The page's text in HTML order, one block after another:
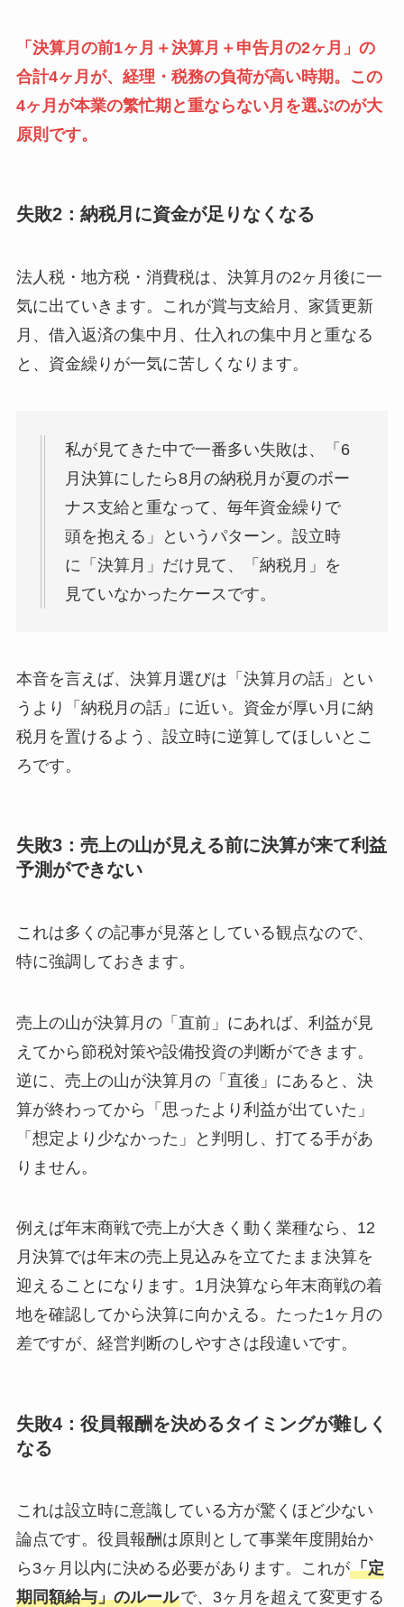
「決算月の前1ヶ月＋決算月＋申告月の2ヶ月」の
合計4ヶ月が、経理・税務の負荷が高い時期。この
4ヶ月が本業の繁忙期と重ならない月を選ぶのが大
原則です。
失敗2：納税月に資金が足りなくなる
法人税・地方税・消費税は、決算月の2ヶ月後に一
気に出ていきます。これが賞与支給月、家賃更新
月、借入返済の集中月、仕入れの集中月と重なる
と、資金繰りが一気に苦しくなります。
私が見てきた中で一番多い失敗は、「6
月決算にしたら8月の納税月が夏のボー
ナス支給と重なって、毎年資金繰りで
頭を抱える」というパターン。設立時
に「決算月」だけ見て、「納税月」を
見ていなかったケースです。
本音を言えば、決算月選びは「決算月の話」とい
うより「納税月の話」に近い。資金が厚い月に納
税月を置けるよう、設立時に逆算してほしいとこ
ろです。
失敗3：売上の山が見える前に決算が来て利益
予測ができない
これは多くの記事が見落としている観点なので、
特に強調しておきます。
売上の山が決算月の「直前」にあれば、利益が見
えてから節税対策や設備投資の判断ができます。
逆に、売上の山が決算月の「直後」にあると、決
算が終わってから「思ったより利益が出ていた」
「想定より少なかった」と判明し、打てる手があ
りません。
例えば年末商戦で売上が大きく動く業種なら、12
月決算では年末の売上見込みを立てたまま決算を
迎えることになります。1月決算なら年末商戦の着
地を確認してから決算に向かえる。たった1ヶ月の
差ですが、経営判断のしやすさは段違いです。
失敗4：役員報酬を決めるタイミングが難しく
なる
これは設立時に意識している方が驚くほど少ない
論点です。役員報酬は原則として事業年度開始か
ら3ヶ月以内に決める必要があります。これが「定
期同額給与」のルールで、3ヶ月を超えて変更する